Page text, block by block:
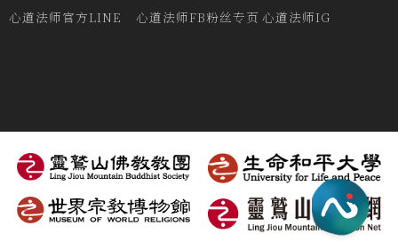
心道法师官方LINE 心道法师FB粉丝专页 心道法师IG